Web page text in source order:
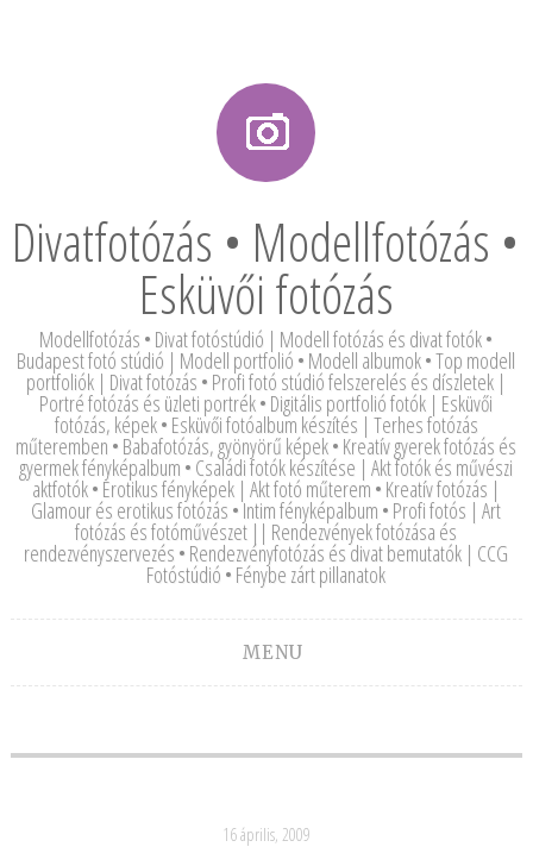
Divatfotózás • Modellfotózás •
Esküvői fotózás
Modellfotózás • Divat fotóstúdió | Modell fotózás és divat fotók •
Budapest fotó stúdió | Modell portfolió • Modell albumok • Top modell
portfoliók | Divat fotózás • Profi fotó stúdió felszerelés és díszletek |
Portré fotózás és üzleti portrék • Digitális portfolió fotók | Esküvői
fotózás, képek • Esküvői fotóalbum készítés | Terhes fotózás
műteremben • Babafotózás, gyönyörű képek • Kreatív gyerek fotózás és
gyermek fényképalbum • Családi fotók készítése | Akt fotók és művészi
aktfotók • Erotikus fényképek | Akt fotó műterem • Kreatív fotózás |
Glamour és erotikus fotózás • Intim fényképalbum • Profi fotós | Art
fotózás és fotóművészet || Rendezvények fotózása és
rendezvényszervezés • Rendezvényfotózás és divat bemutatók | CCG
Fotóstúdió • Fénybe zárt pillanatok
MENU
16 április, 2009